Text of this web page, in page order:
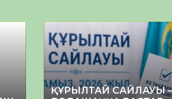
ҚҰРЫЛТАЙ САЙЛАУЫ –